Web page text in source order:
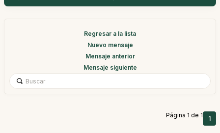
Regresar a la lista
Nuevo mensaje
Mensaje anterior
Mensaje siguiente
Página 1 de 1 1